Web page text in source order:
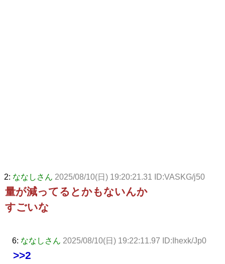
2: ななしさん 2025/08/10(日) 19:20:21.31 ID:VASKG/j50
量が減ってるとかもないんか
すごいな
6: ななしさん 2025/08/10(日) 19:22:11.97 ID:Ihexk/Jp0
>>2